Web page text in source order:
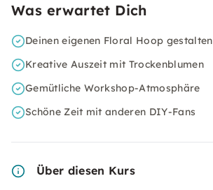
Was erwartet Dich
Deinen eigenen Floral Hoop gestalten
Kreative Auszeit mit Trockenblumen
Gemütliche Workshop-Atmosphäre
Schöne Zeit mit anderen DIY-Fans
Über diesen Kurs